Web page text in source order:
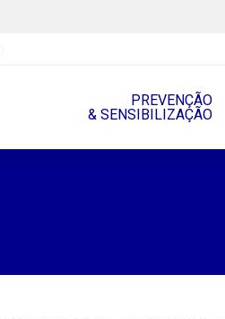
PREVENÇÃO
& SENSIBILIZAÇÃO